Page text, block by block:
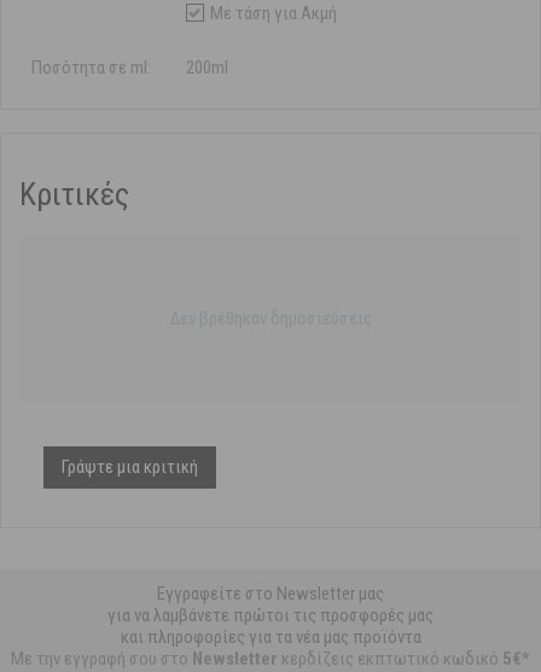
Με τάση για Ακμή
Ποσότητα σε ml: 200ml
Κριτικές
Γράψτε μια κριτική
Εγγραφείτε στο Newsletter μας
για να λαμβάνετε πρώτοι τις προσφορές μας
και πληροφορίες για τα νέα μας προϊόντα
Με την εγγραφή σου στο Newsletter κερδίζεις εκπτωτικό κωδικό 5€*